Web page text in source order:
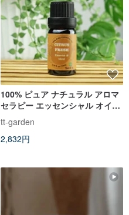
100% ピュア ナチュラル アロマ
セラピー エッセンシャル オイル
ブレンド 10ml - シトラス フレッ
シュ
tt-garden
2,832円